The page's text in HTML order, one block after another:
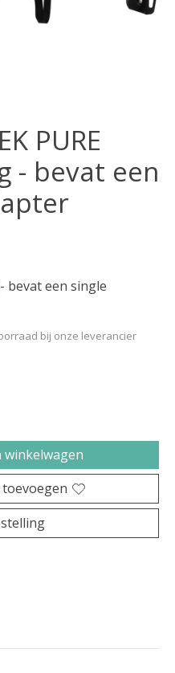
PURE
- bevat een
- bevat een single
bij onze leverancier
winkelwagen